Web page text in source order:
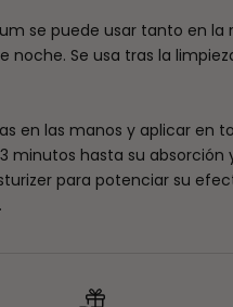
se puede usar tanto en la
noche. Se usa tras la
en las manos y aplicar en
minutos hasta su absorción
para potenciar su